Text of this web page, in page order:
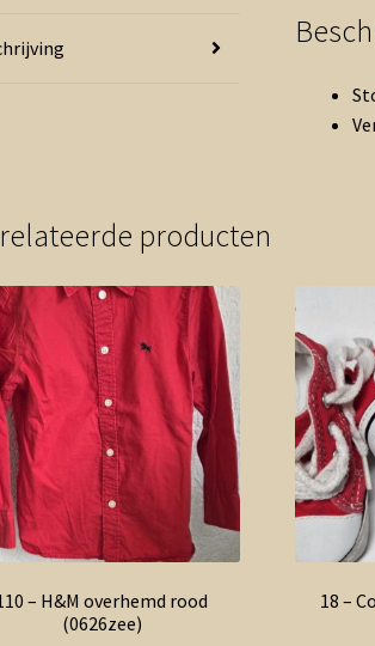
producten
– H&M overhemd rood
(0626zee)
18 –